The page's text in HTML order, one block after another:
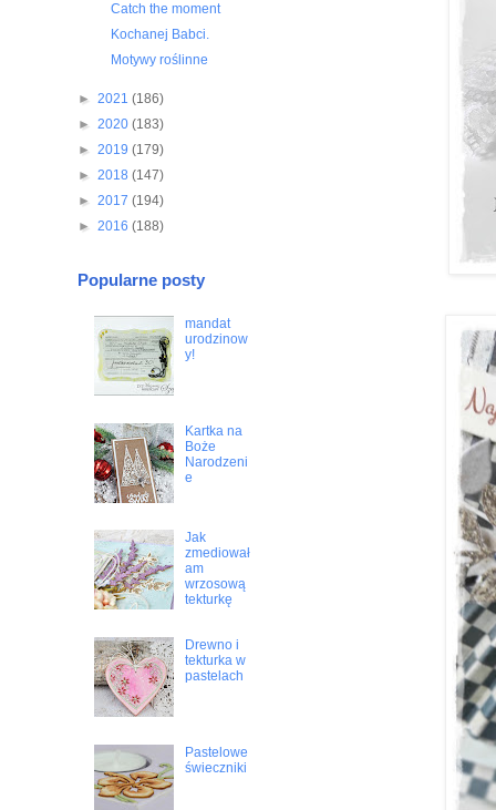
Catch the moment
Kochanej Babci.
Motywy roślinne
► 2021 (186)
► 2020 (183)
► 2019 (179)
► 2018 (147)
► 2017 (194)
► 2016 (188)
Popularne posty
mandat
urodzinow
y!
Kartka na
Boże
Narodzeni
e
Jak
zmediował
am
wrzosową
tekturkę
Drewno i
tekturka w
pastelach
Pastelowe
świeczniki